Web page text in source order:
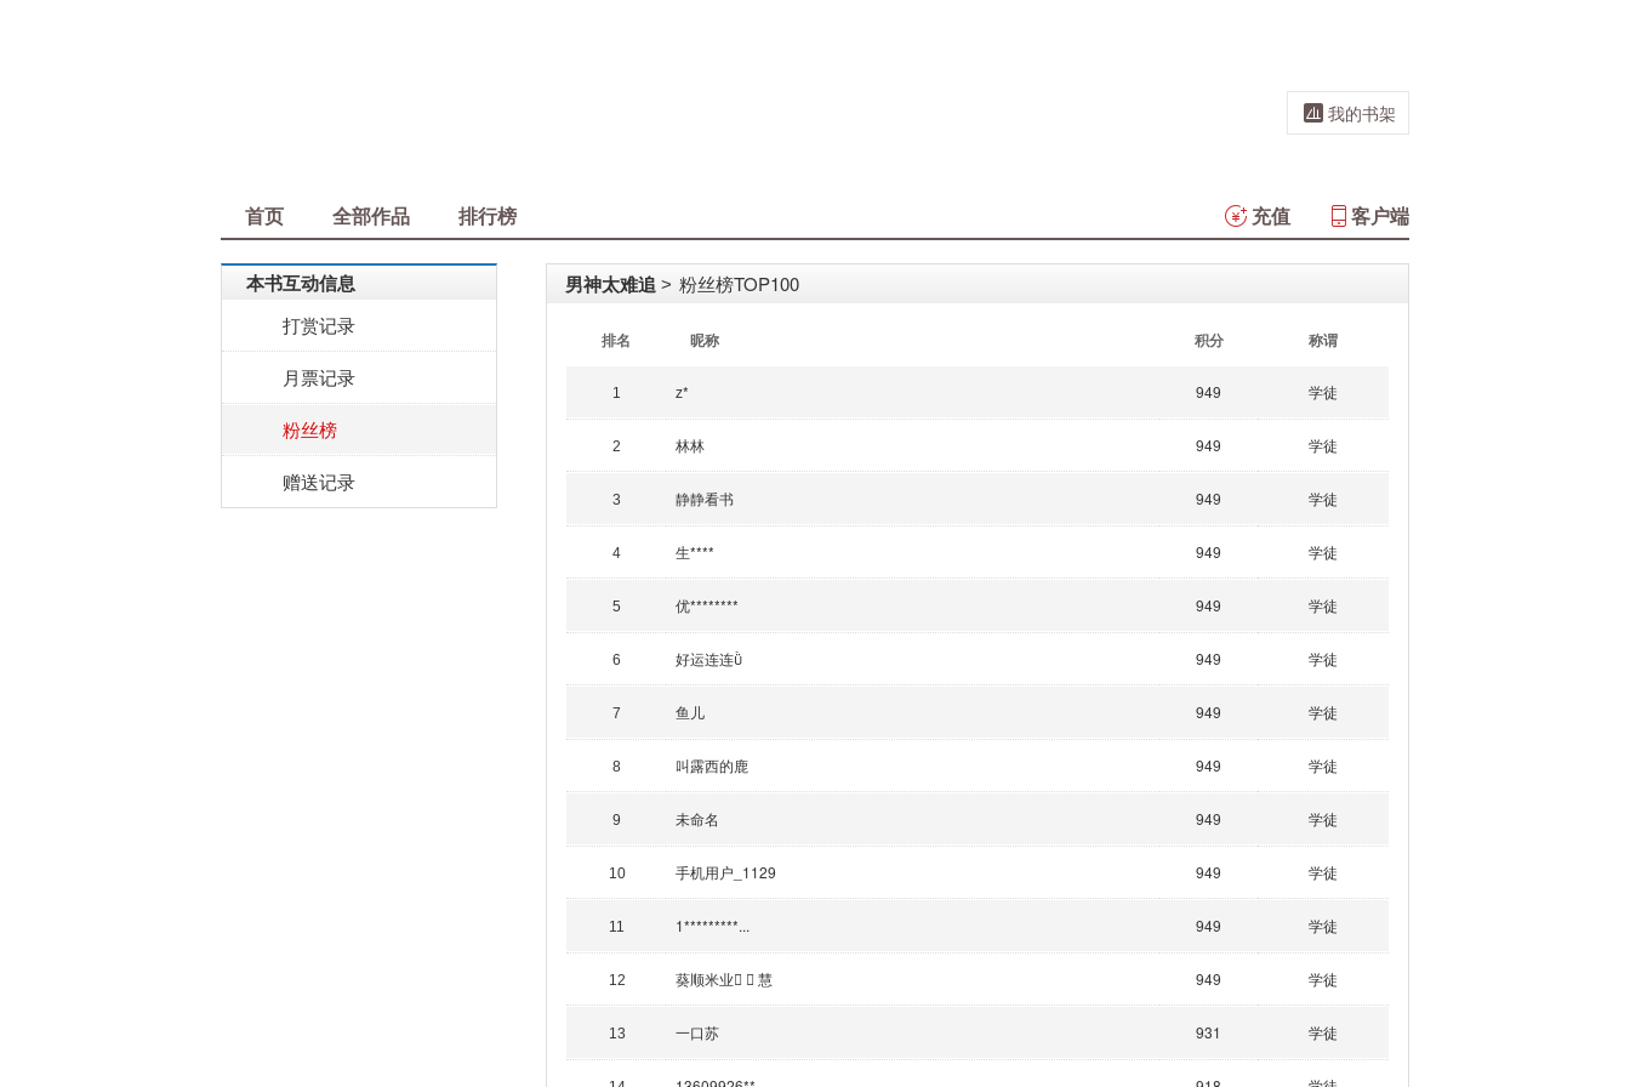
我的书架
首页 全部作品 排行榜 客户端
充值
本书互动信息
打赏记录
月票记录
粉丝榜
赠送记录
男神太难追 > 粉丝榜TOP100
排名 昵称 积分 称谓
1 z* 949 学徒
2 林林 949 学徒
3 静静看书 949 学徒
4 生**** 949 学徒
5 优******** 949 学徒
6 好运连连 949 学徒
7 鱼儿 949 学徒
8 叫露西的鹿 949 学徒
9 未命名 949 学徒
10 手机用户_1129 949 学徒
11 1*********... 949 学徒
12 葵顺米业  慧 949 学徒
13 一口苏 931 学徒